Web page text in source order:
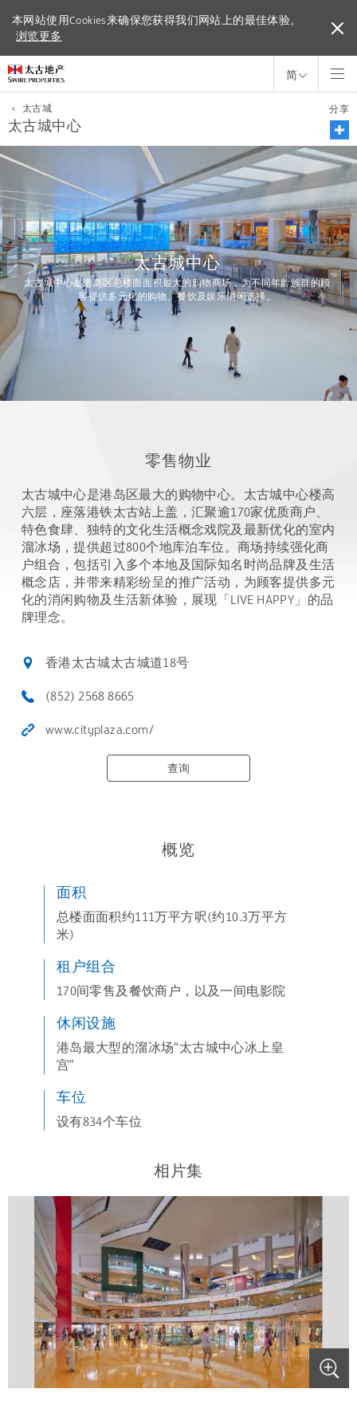
本网站使用Cookies来确保您获得我们网站上的最佳体验。
浏览更多
本网站使用Cookies来确保您获得我们网站上的最佳体验。
浏览更多
简
< 太古城
太古城中心
分享
太古城中心
太古城中心是港岛区总楼面面积最大的购物商场，为不同年龄族群的顾
客提供多元化的购物、餐饮及娱乐消闲选择。
零售物业
太古城中心是港岛区最大的购物中心。太古城中心楼高
六层，座落港铁太古站上盖，汇聚逾170家优质商户、
特色食肆、独特的文化生活概念戏院及最新优化的室内
溜冰场，提供超过800个地库泊车位。商场持续强化商
户组合，包括引入多个本地及国际知名时尚品牌及生活
概念店，并带来精彩纷呈的推广活动，为顾客提供多元
化的消闲购物及生活新体验，展现「LIVE HAPPY」的品
牌理念。
香港太古城太古城道18号
(852) 2568 8665
www.cityplaza.com/
查询
概览
面积
总楼面面积约111万平方呎(约10.3万平方
米)
租户组合
170间零售及餐饮商户，以及一间电影院
休闲设施
港岛最大型的溜冰场“太古城中心冰上皇
宫”
车位
设有834个车位
相片集